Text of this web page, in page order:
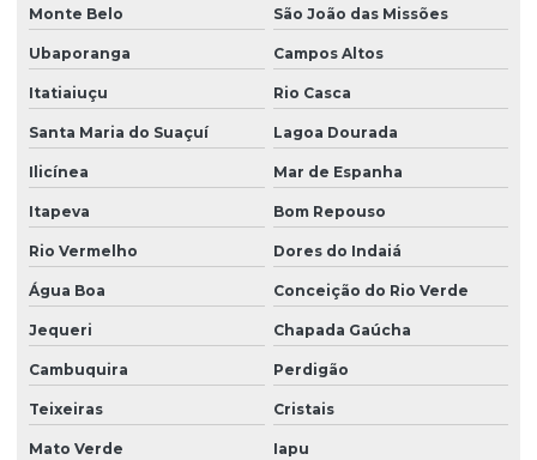
Monte Belo São João das Missões
Ubaporanga Campos Altos
Itatiaiuçu Rio Casca
Santa Maria do Suaçuí Lagoa Dourada
Ilicínea Mar de Espanha
Itapeva Bom Repouso
Rio Vermelho Dores do Indaiá
Água Boa Conceição do Rio Verde
Jequeri Chapada Gaúcha
Cambuquira Perdigão
Teixeiras Cristais
Mato Verde Iapu